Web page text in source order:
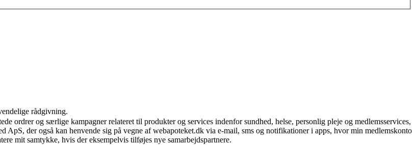
rådgivning.
ordrer og særlige kampagner relateret til produkter og services indenfor sundhed, helse, personlig pleje og medlemsservices,
ApS, der også kan henvende sig på vegne af webapoteket.dk via e-mail, sms og notifikationer i apps, hvor min medlemskonto
mit samtykke, hvis der eksempelvis tilføjes nye samarbejdspartnere.